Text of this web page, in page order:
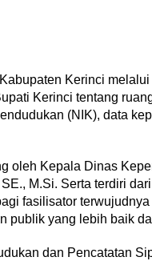
Kerinci
Kerinci tentang
(NIK), data
oleh Kepala Dinas
M.Si. Serta terdiri
fasilisator
publik yang lebih baik
dan Pencatatan